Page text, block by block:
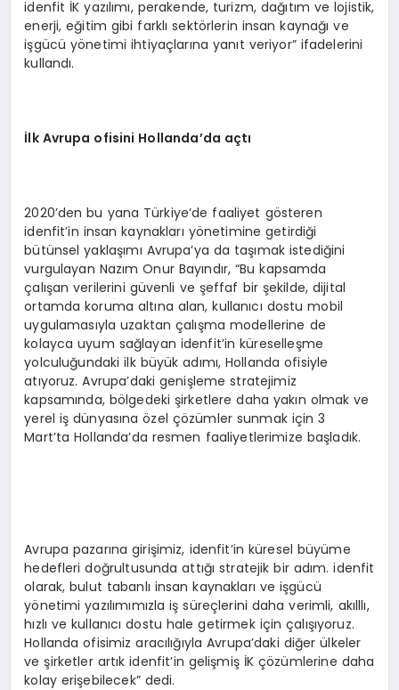
idenfit İK yazılımı, perakende, turizm, dağıtım ve lojistik,
enerji, eğitim gibi farklı sektörlerin insan kaynağı ve
işgücü yönetimi ihtiyaçlarına yanıt veriyor” ifadelerini
kullandı.
İlk Avrupa ofisini Hollanda’da açtı
2020’den bu yana Türkiye’de faaliyet gösteren
idenfit’in insan kaynakları yönetimine getirdiği
bütünsel yaklaşımı Avrupa’ya da taşımak istediğini
vurgulayan Nazım Onur Bayındır, “Bu kapsamda
çalışan verilerini güvenli ve şeffaf bir şekilde, dijital
ortamda koruma altına alan, kullanıcı dostu mobil
uygulamasıyla uzaktan çalışma modellerine de
kolayca uyum sağlayan idenfit’in küreselleşme
yolculuğundaki ilk büyük adımı, Hollanda ofisiyle
atıyoruz. Avrupa’daki genişleme stratejimiz
kapsamında, bölgedeki şirketlere daha yakın olmak ve
yerel iş dünyasına özel çözümler sunmak için 3
Mart’ta Hollanda’da resmen faaliyetlerimize başladık.
Avrupa pazarına girişimiz, idenfit’in küresel büyüme
hedefleri doğrultusunda attığı stratejik bir adım. idenfit
olarak, bulut tabanlı insan kaynakları ve işgücü
yönetimi yazılımımızla iş süreçlerini daha verimli, akılllı,
hızlı ve kullanıcı dostu hale getirmek için çalışıyoruz.
Hollanda ofisimiz aracılığıyla Avrupa’daki diğer ülkeler
ve şirketler artık idenfit’in gelişmiş İK çözümlerine daha
kolay erişebilecek” dedi.